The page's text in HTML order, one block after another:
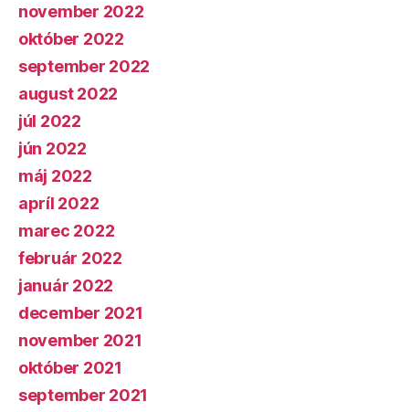
november 2022
október 2022
september 2022
august 2022
júl 2022
jún 2022
máj 2022
apríl 2022
marec 2022
február 2022
január 2022
december 2021
november 2021
október 2021
september 2021